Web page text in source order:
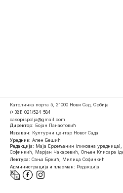
Католичка порта 5, 21000 Нови Сад, Србија
(+381) 021/524-584
casopispolja@gmail.com
Директор: Бојан Панаотовић
Издавач: Културни центар Новог Сада
Уредник: Ален Бешић
Редакција: Маја Ердељанин (ликовна
Софинкић, Марјан Чакаревић, Огњен Клисара
Лектура: Сања Бркић, Милица Софинкић
Администрација и пласман: Редакција